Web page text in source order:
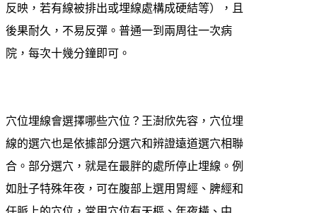
反映，若有線被排出或埋線處構成硬結等），且
後果耐久，不易反彈。普通一到兩周往一次病
院，每次十幾分鐘即可。
穴位埋線會選擇哪些穴位？王澍欣先容，穴位埋
線的選穴也是依據部分選穴和辨證遠道選穴相聯
合。部分選穴，就是在最胖的處所停止埋線。例
如肚子特殊年夜，可在腹部上選用胃經、脾經和